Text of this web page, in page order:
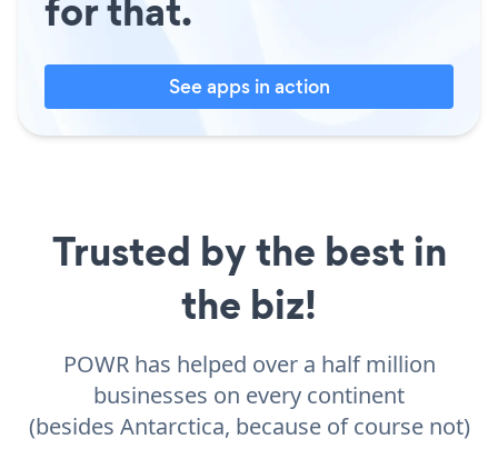
See apps in action
Trusted by the best in
the biz!
POWR has helped over a half million
businesses on every continent
(besides Antarctica, because of course not)